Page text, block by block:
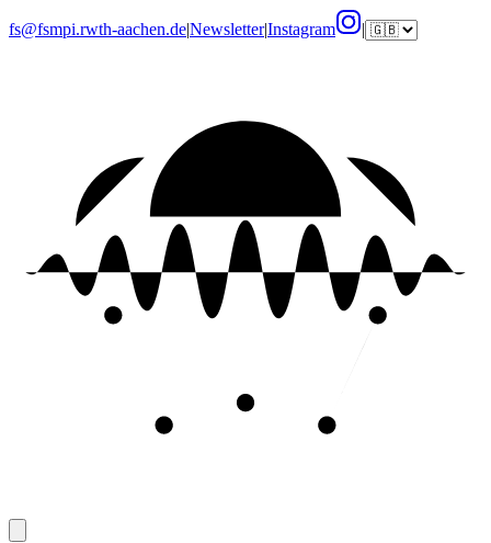
fs@fsmpi.rwth-aachen.de|Newsletter|Instagram |